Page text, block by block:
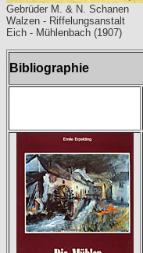
Gebrüder M. & N. Schanen
Walzen - Riffelungsanstalt
Eich - Mühlenbach (1907)
Bibliographie